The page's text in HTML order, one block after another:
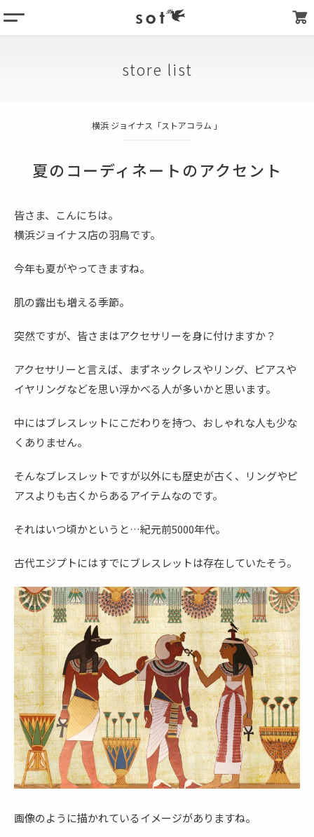
products
store list
store list
横浜 ジョイナス「ストアコラム 」
夏のコーディネートのアクセント
皆さま、こんにちは。
横浜ジョイナス店の羽鳥です。
今年も夏がやってきますね。
肌の露出も増える季節。
突然ですが、皆さまはアクセサリーを身に付けますか？
アクセサリーと言えば、まずネックレスやリング、ピアスや
イヤリングなどを思い浮かべる人が多いかと思います。
中にはブレスレットにこだわりを持つ、おしゃれな人も少な
くありません。
そんなブレスレットですが以外にも歴史が古く、リングやピ
アスよりも古くからあるアイテムなのです。
それはいつ頃かというと…紀元前5000年代。
古代エジプトにはすでにブレスレットは存在していたそう。
画像のように描かれているイメージがありますね。